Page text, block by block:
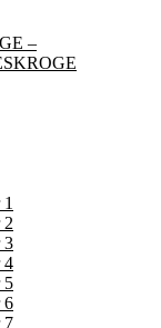
–
2
3
4
5
6
7